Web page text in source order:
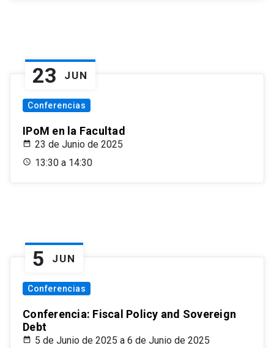
23 JUN
Conferencias
IPoM en la Facultad
23 de Junio de 2025
13:30 a 14:30
5 JUN
Conferencias
Conferencia: Fiscal Policy and Sovereign
Debt
5 de Junio de 2025 a 6 de Junio de 2025